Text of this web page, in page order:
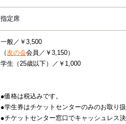
指定席
一般／￥3,500
（友の会会員／￥3,150）
学生（25歳以下）／￥1,000
●価格は税込みです。
●学生券はチケットセンターのみのお取り
●チケットセンター窓口でキャッシュレス